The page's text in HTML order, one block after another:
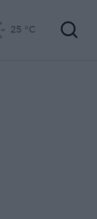
25 °C